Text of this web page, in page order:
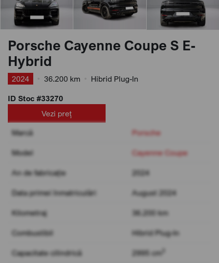
Porsche Cayenne Coupe S E-
Hybrid
2024 36.200 km
Hibrid Plug-In
ID Stoc #33270
Vezi preț
Marcă
Porsche
Model Cayenne Coupe
An de fabricație 2024
Data primei înmatriculări August 2024
Kilometraj 36.200 km
Combustibil Hibrid Plug-In
Capacitate cilindrică 2995 cm